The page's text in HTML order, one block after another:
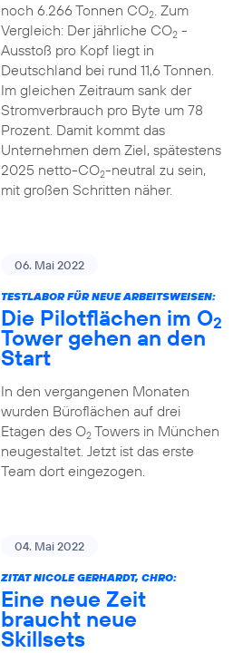
noch 6.266 Tonnen CO2. Zum
Vergleich: Der jährliche CO2-
Ausstoß pro Kopf liegt in
Deutschland bei rund 11,6 Tonnen.
Im gleichen Zeitraum sank der
Stromverbrauch pro Byte um 78
Prozent. Damit kommt das
Unternehmen dem Ziel, spätestens
2025 netto-CO2-neutral zu sein,
mit großen Schritten näher.
06. Mai 2022
TESTLABOR FÜR NEUE ARBEITSWEISEN:
Die Pilotflächen im O2
Tower gehen an den
Start
In den vergangenen Monaten
wurden Büroflächen auf drei
Etagen des O2Towers in München
neugestaltet. Jetzt ist das erste
Team dort eingezogen.
04. Mai 2022
ZITAT NICOLE GERHARDT, CHRO:
Eine neue Zeit
braucht neue
Skillsets